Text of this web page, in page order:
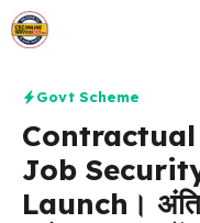
Skip
to
Govt Scheme
Job
Launch।